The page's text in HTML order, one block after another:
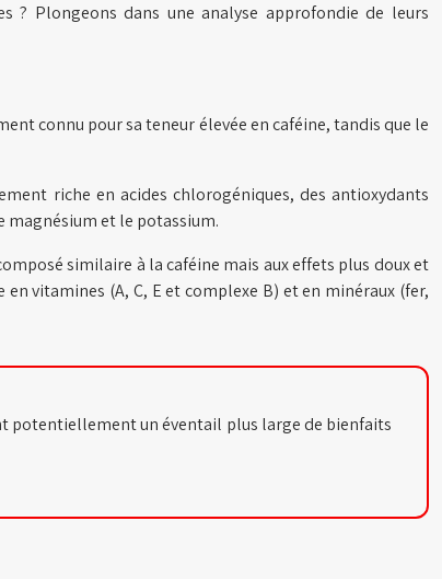
? Plongeons dans une analyse approfondie de leurs
connu pour sa teneur élevée en caféine, tandis que le
riche en acides chlorogéniques, des antioxydants
magnésium et le potassium.
similaire à la caféine mais aux effets plus doux et
vitamines (A, C, E et complexe B) et en minéraux (fer,
potentiellement un éventail plus large de bienfaits